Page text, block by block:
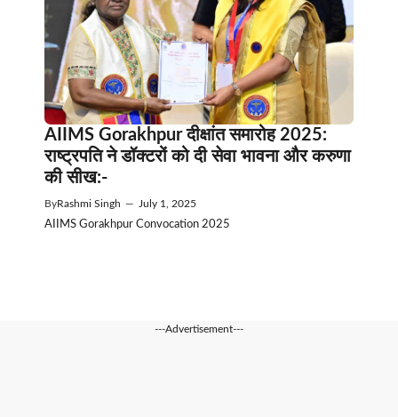
AIIMS Gorakhpur दीक्षांत समारोह 2025:
राष्ट्रपति ने डॉक्टरों को दी सेवा भावना और करुणा
की सीख:-
ByRashmi Singh — July 1, 2025
AIIMS Gorakhpur Convocation 2025
---Advertisement---